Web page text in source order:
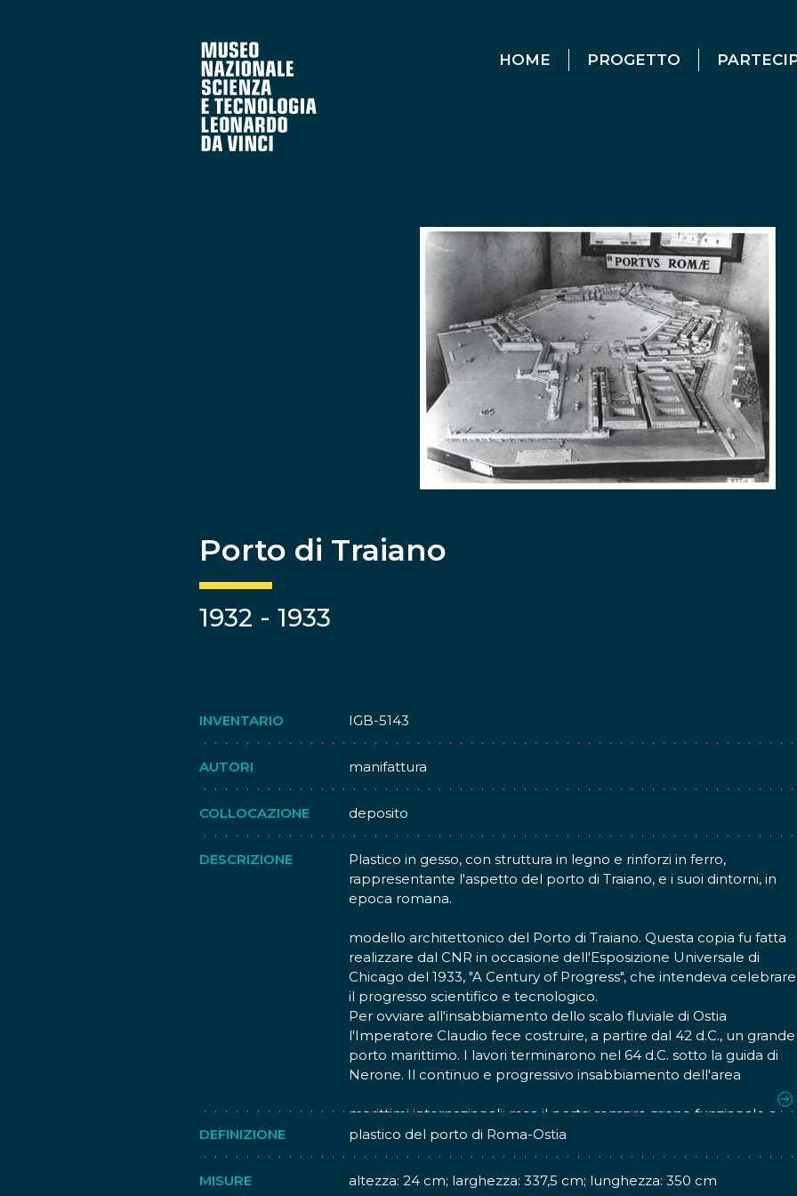
HOME PROGETTO
Porto di Traiano
1932 - 1933
INVENTARIO IGB-5143
AUTORI manifattura
COLLOCAZIONE deposito
DESCRIZIONE
Plastico in gesso, con struttura in legno e rinforzi in ferro,
rappresentante l'aspetto del porto di Traiano, e i suoi dintorni, in
epoca romana.
modello architettonico del Porto di Traiano. Questa copia fu fatta
realizzare dal CNR in occasione dell'Esposizione Universale di
Chicago del 1933, "A Century of Progress", che intendeva celebrare
il progresso scientifico e tecnologico.
Per ovviare all'insabbiamento dello scalo fluviale di Ostia
l'Imperatore Claudio fece costruire, a partire dal 42 d.C., un grande
porto marittimo. I lavori terminarono nel 64 d.C. sotto la guida di
Nerone. Il continuo e progressivo insabbiamento dell'area
marittimi internazionali, rese il porto sempre meno funzionale e
sicuro, tanto da spingere l'Imperatore Traiano, tra il 100 e il 112 d.C.,
alla costruzione di un nuovo bacino, il Porto di Traiano. Il progetto,
opera dell'architetto e scrittore romano di origine nabatea
Apollodoro di Damasco, integrava il Faro e le banchine del porto
DEFINIZIONE plastico del porto di Roma-Ostia
MISURE altezza: 24 cm; larghezza: 337,5 cm; lunghezza: 350 cm